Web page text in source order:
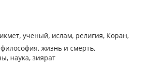
ученый, ислам, религия, Коран,
жизнь и смерть,
наука, зиярат